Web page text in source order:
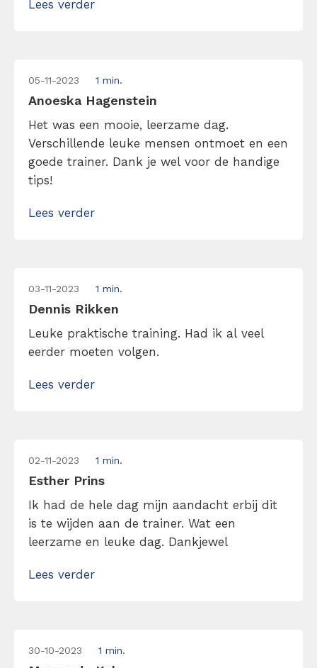
Lees verder
05-11-2023 1 min.
Anoeska Hagenstein
Het was een mooie, leerzame dag.
Verschillende leuke mensen ontmoet en een
goede trainer. Dank je wel voor de handige
tips!
Lees verder
03-11-2023 1 min.
Dennis Rikken
Leuke praktische training. Had ik al veel
eerder moeten volgen.
Lees verder
02-11-2023 1 min.
Esther Prins
Ik had de hele dag mijn aandacht erbij dit
is te wijden aan de trainer. Wat een
leerzame en leuke dag. Dankjewel
Lees verder
30-10-2023 1 min.